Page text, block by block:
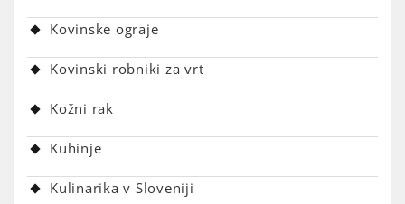
Kovinske ograje
Kovinski robniki za vrt
Kožni rak
Kuhinje
Kulinarika v Sloveniji